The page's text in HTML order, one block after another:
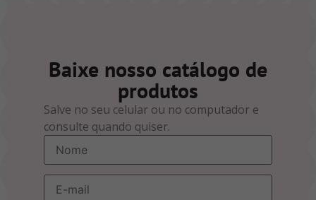
Baixe nosso catálogo de
produtos
Salve no seu celular ou no computador e
consulte quando quiser.